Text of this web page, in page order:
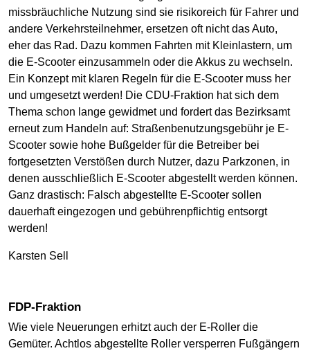
missbräuchliche Nutzung sind sie risikoreich für Fahrer und
andere Verkehrsteilnehmer, ersetzen oft nicht das Auto,
eher das Rad. Dazu kommen Fahrten mit Kleinlastern, um
die E-Scooter einzusammeln oder die Akkus zu wechseln.
Ein Konzept mit klaren Regeln für die E-Scooter muss her
und umgesetzt werden! Die CDU-Fraktion hat sich dem
Thema schon lange gewidmet und fordert das Bezirksamt
erneut zum Handeln auf: Straßenbenutzungsgebühr je E-
Scooter sowie hohe Bußgelder für die Betreiber bei
fortgesetzten Verstößen durch Nutzer, dazu Parkzonen, in
denen ausschließlich E-Scooter abgestellt werden können.
Ganz drastisch: Falsch abgestellte E-Scooter sollen
dauerhaft eingezogen und gebührenpflichtig entsorgt
werden!
Karsten Sell
FDP-Fraktion
Wie viele Neuerungen erhitzt auch der E-Roller die
Gemüter. Achtlos abgestellte Roller versperren Fußgängern